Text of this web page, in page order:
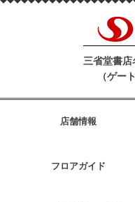
三省堂書店
（ゲー
店舗情報
フロアガイド